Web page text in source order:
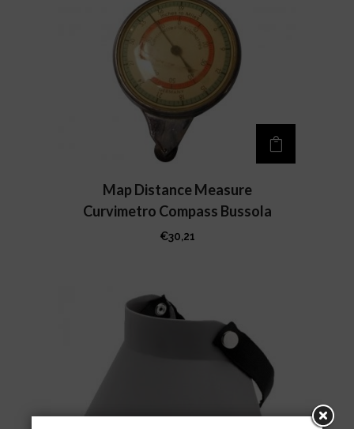
Map Distance Measure
Curvimetro Compass Bussola
€30,21